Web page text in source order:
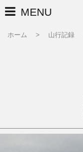
MENU
ホーム 山行記録